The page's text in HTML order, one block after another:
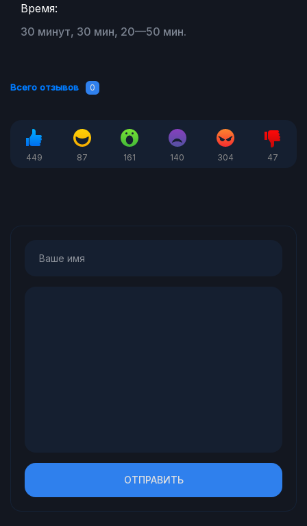
Время:
30 минут, 30 мин, 20—50 мин.
Всего отзывов 0
449 87 161 140 304 47
ОТПРАВИТЬ